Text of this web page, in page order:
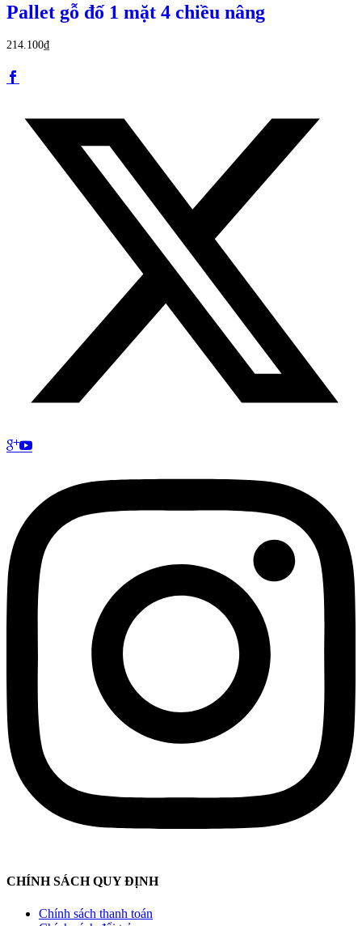
Pallet gỗ đố 1 mặt 4 chiều nâng
214.100₫
CHÍNH SÁCH QUY ĐỊNH
Chính sách thanh toán